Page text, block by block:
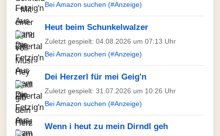
Bei Amazon suchen (#Anzeige)
Heut beim Schunkelwalzer
Zuletzt gespielt: 04.08.2026 um 07:13 Uhr
Bei Amazon suchen (#Anzeige)
Dei Herzerl für mei Geig'n
Zuletzt gespielt: 31.07.2026 um 10:26 Uhr
Bei Amazon suchen (#Anzeige)
Wenn i heut zu mein Dirndl geh